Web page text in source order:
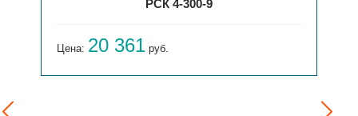
РСК 4-300-9
Цена: 20 361 руб.